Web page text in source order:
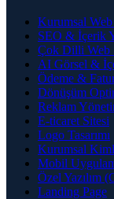
Kurumsal Web
SEO & İçerik
Çok Dilli Web
AI Görsel &
Ödeme &
Dönüşüm
Reklam
E-ticaret Sitesi
Logo Tasarımı
Kurumsal
Mobil
Özel Yazılım
Landing Page